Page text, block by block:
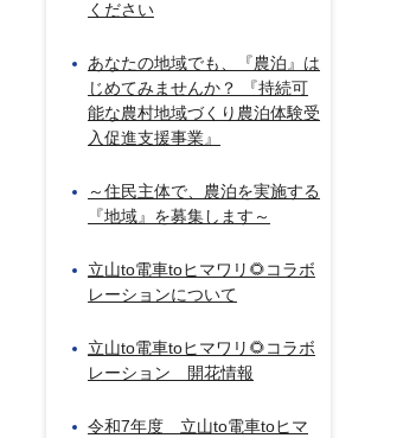
ください
あなたの地域でも、『農泊』は
じめてみませんか？ 『持続可
能な農村地域づくり農泊体験受
入促進支援事業』
～住民主体で、農泊を実施する
『地域』を募集します～
立山to電車toヒマワリ🌻コラボ
レーションについて
立山to電車toヒマワリ🌻コラボ
レーション 開花情報
令和7年度 立山to電車toヒマ